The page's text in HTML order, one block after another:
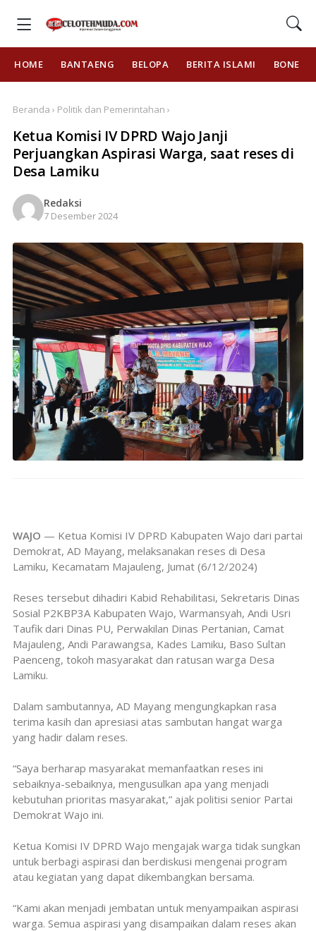
HOME BANTAENG BELOPA BERITA ISLAMI BONE
Beranda › Politik dan Pemerintahan ›
Ketua Komisi IV DPRD Wajo Janji
Perjuangkan Aspirasi Warga, saat reses di
Desa Lamiku
Redaksi
7 Desember 2024
WAJO — Ketua Komisi IV DPRD Kabupaten Wajo dari partai
Demokrat, AD Mayang, melaksanakan reses di Desa
Lamiku, Kecamatam Majauleng, Jumat (6/12/2024)
Reses tersebut dihadiri Kabid Rehabilitasi, Sekretaris Dinas
Sosial P2KBP3A Kabupaten Wajo, Warmansyah, Andi Usri
Taufik dari Dinas PU, Perwakilan Dinas Pertanian, Camat
Majauleng, Andi Parawangsa, Kades Lamiku, Baso Sultan
Paenceng, tokoh masyarakat dan ratusan warga Desa
Lamiku.
Dalam sambutannya, AD Mayang mengungkapkan rasa
terima kasih dan apresiasi atas sambutan hangat warga
yang hadir dalam reses.
“Saya berharap masyarakat memanfaatkan reses ini
sebaiknya-sebaiknya, mengusulkan apa yang menjadi
kebutuhan prioritas masyarakat,” ajak politisi senior Partai
Demokrat Wajo ini.
Ketua Komisi IV DPRD Wajo mengajak warga tidak sungkan
untuk berbagi aspirasi dan berdiskusi mengenai program
atau kegiatan yang dapat dikembangkan bersama.
“Kami akan menjadi jembatan untuk menyampaikan aspirasi
warga. Semua aspirasi yang disampaikan dalam reses akan